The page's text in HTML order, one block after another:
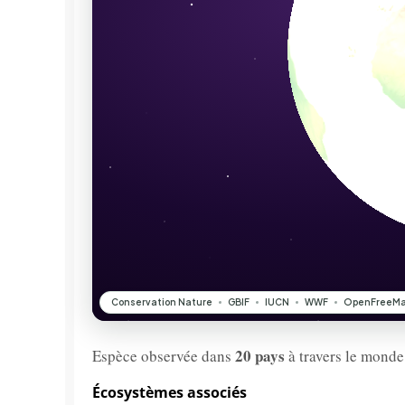
Espèce observée dans 20 pays à travers le
Écosystèmes associés